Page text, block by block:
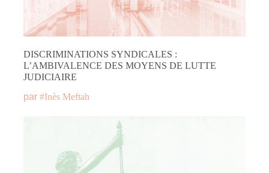
DISCRIMINATIONS SYNDICALES :
L’AMBIVALENCE DES MOYENS DE LUTTE
JUDICIAIRE
par #Inès Meftah